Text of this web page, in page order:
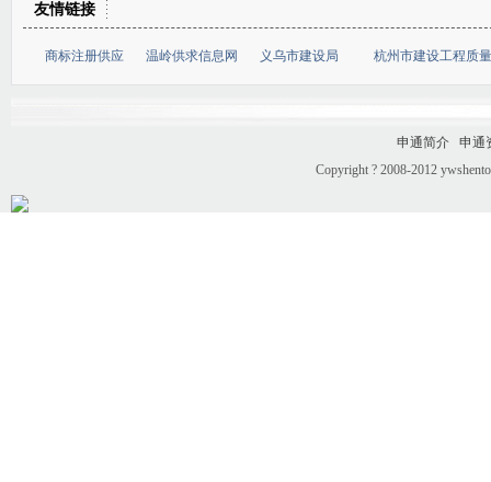
友情链接
商标注册供应 温岭供求信息网 义乌市建设局 杭州市建设工程质
申通简介
申通
Copyright ? 2008-2012